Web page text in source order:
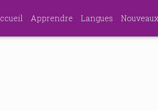
Apprendre Langues